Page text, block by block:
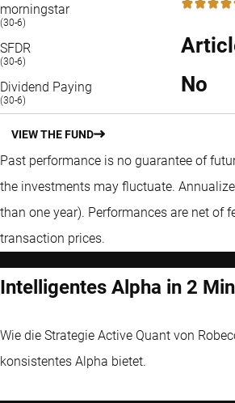
morningstar
(30-6)
5 / 5
SFDR
(30-6)
Dividend Paying
(30-6)
No
VIEW THE FUND
Past performance is no guarantee of
the investments may fluctuate.
than one year). Performances are net of
transaction prices.
Intelligentes Alpha in 2
Wie die Strategie Active Quant von
konsistentes Alpha bietet.